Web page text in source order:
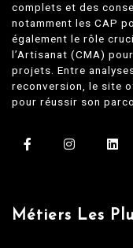
complets et des
notamment les CAP
également le rôle
l’Artisanat (CMA)
projets. Entre
reconversion, le site
pour réussir son
Métiers Les